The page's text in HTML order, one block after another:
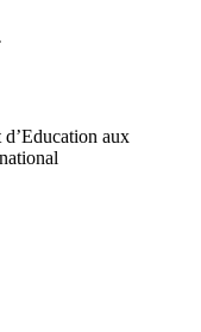
d’Education aux